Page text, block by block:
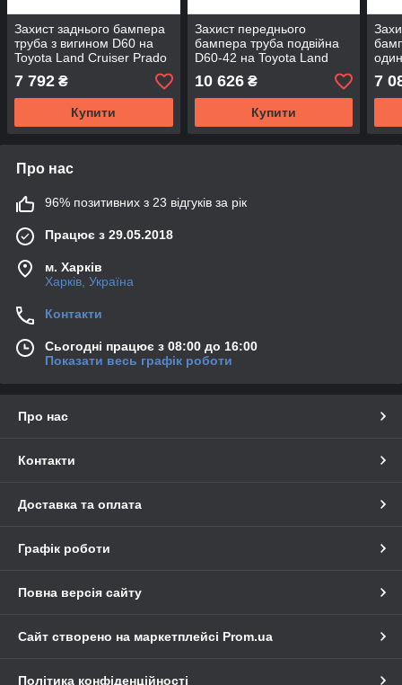
Захист заднього бампера
труба з вигином D60 на
Toyota Land Cruiser Prado
150 2009
7 792 ₴
Купити
Захист переднього
бампера труба подвійна
D60-42 на Toyota Land
Cruiser Prado 150 2009
10 626₴
Купити
D60
120
7
Про нас
96% позитивних з 23 відгуків за рік
Працює з 29.05.2018
м. Харків
Харків, Україна
Контакти
Сьогодні працює з 08:00 до 16:00
Показати весь графік роботи
Про нас
Контакти
Доставка та оплата
Графік роботи
Повна версія сайту
Сайт створено на маркетплейсі Prom.ua
Політика конфіденційності